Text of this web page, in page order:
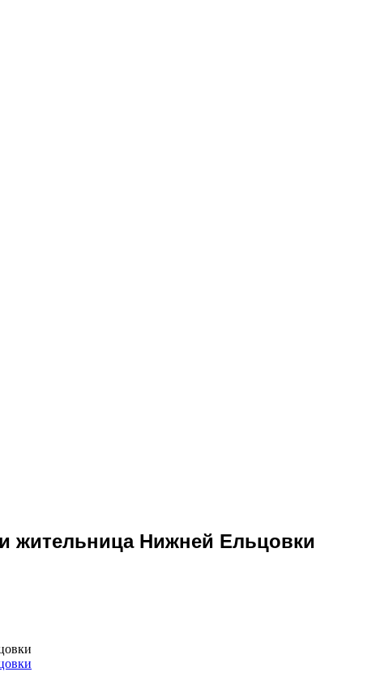
жительница Нижней Ельцовки